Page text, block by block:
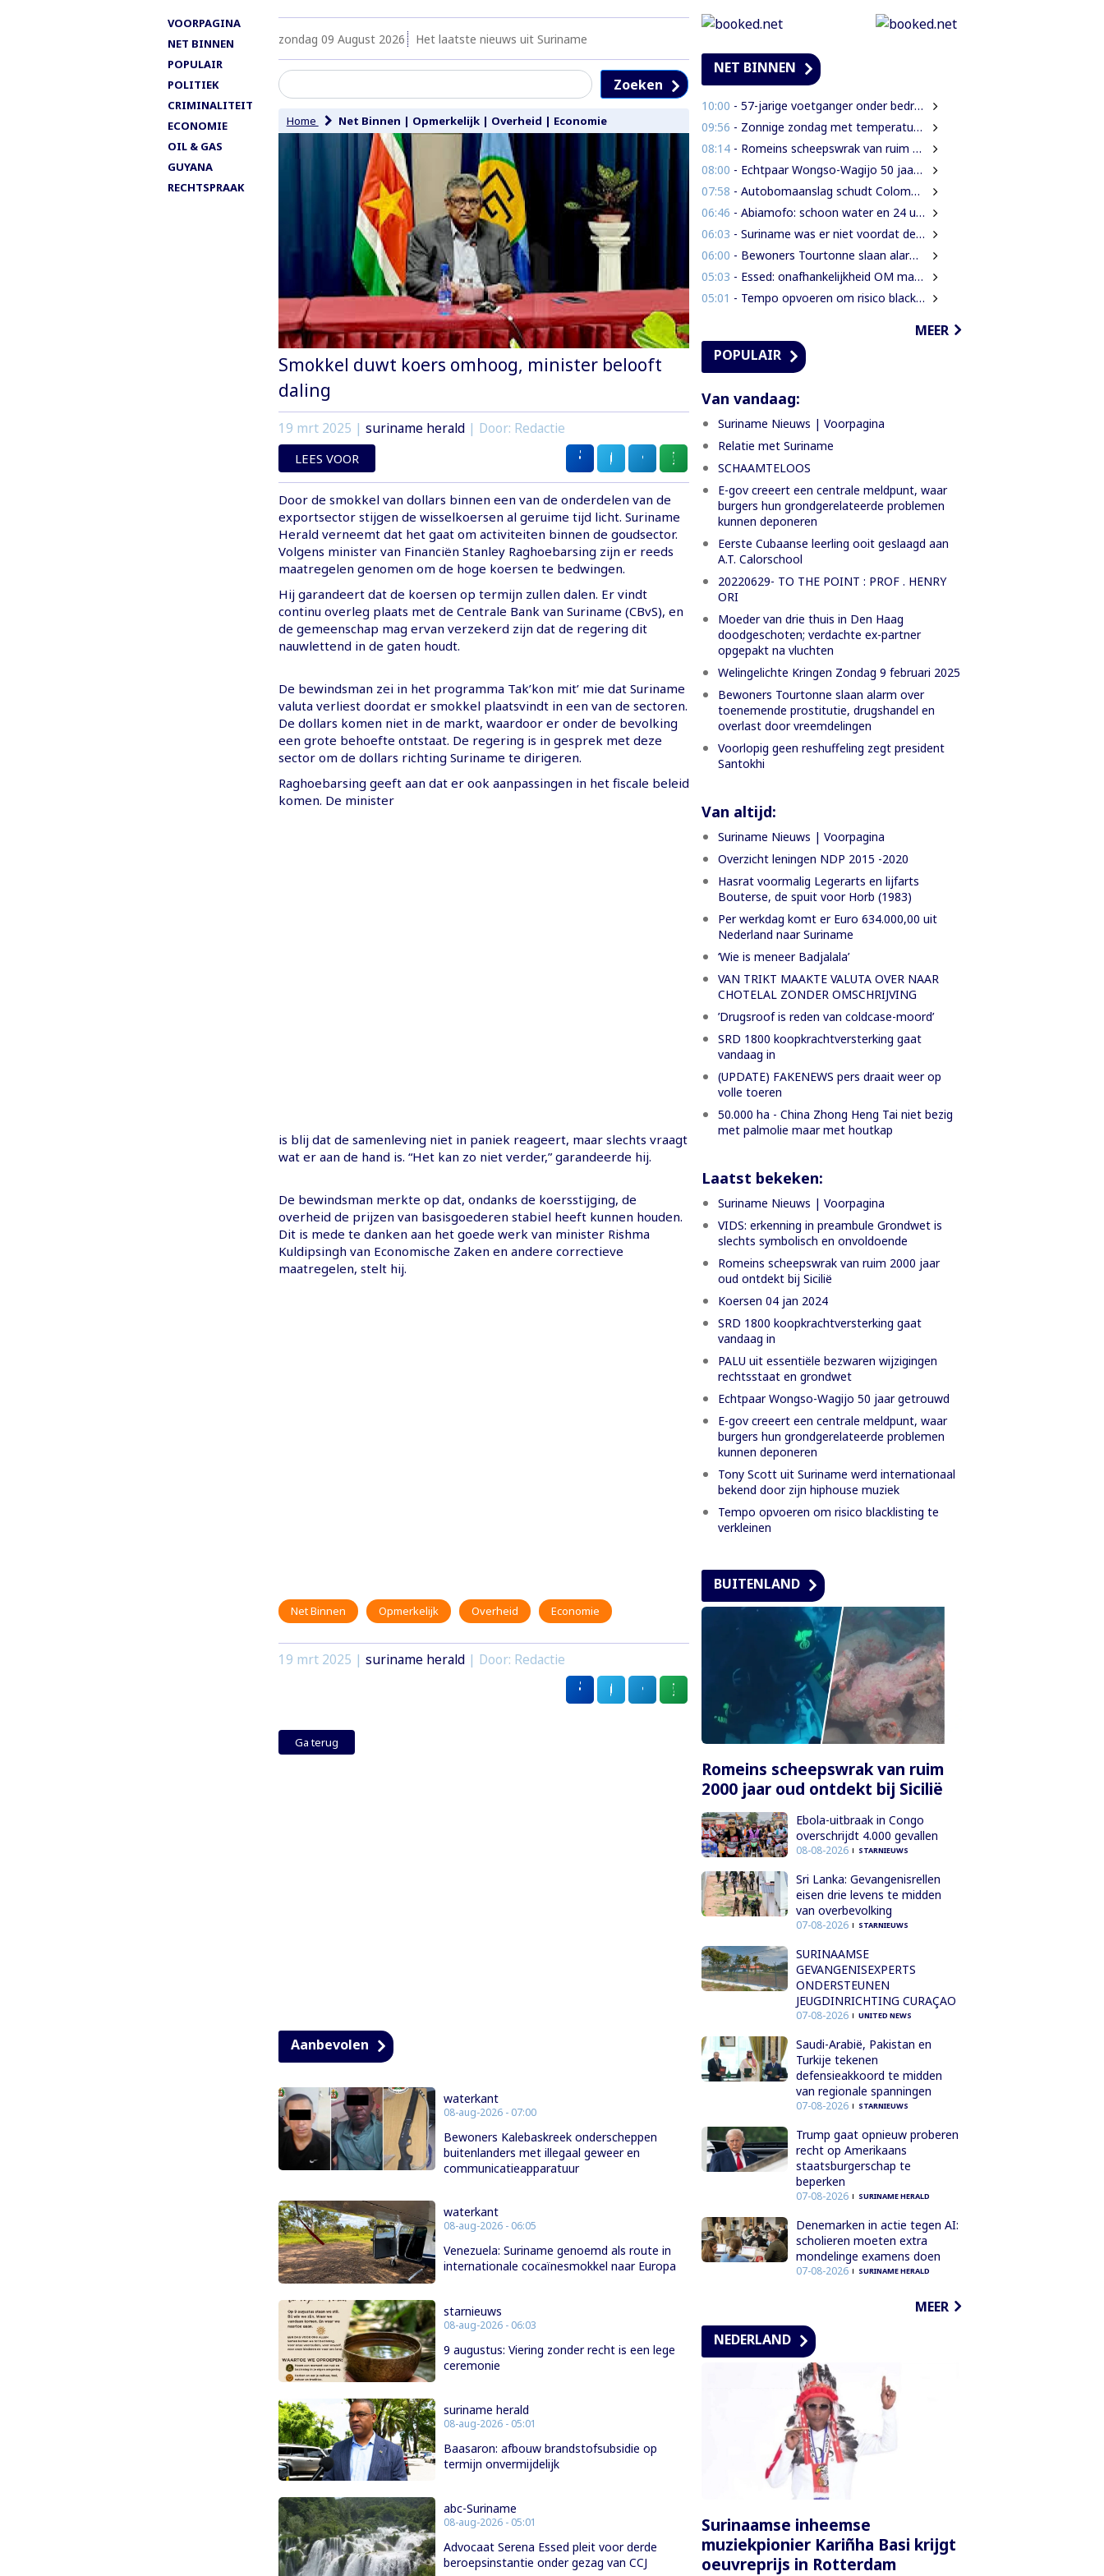
VOORPAGINA
NET BINNEN
POPULAIR
POLITIEK
CRIMINALITEIT
ECONOMIE
OIL & GAS
GUYANA
RECHTSPRAAK
zondag 09 August 2026 Het laatste nieuws uit Suriname
Zoeken
Home Net Binnen | Opmerkelijk| Overheid | Economie
Smokkel duwt koers omhoog, minister belooft
daling
19 mrt 2025 | suriname herald| Door: Redactie
LEES VOOR
Door de smokkel van dollars binnen een van de onderdelen van de
exportsector stijgen de wisselkoersen al geruime tijd licht. Suriname
Herald verneemt dat het gaat om activiteiten binnen de goudsector.
Volgens minister van Financiën Stanley Raghoebarsing zijn er reeds
maatregelen genomen om de hoge koersen te bedwingen.
Hij garandeert dat de koersen op termijn zullen dalen. Er vindt
continu overleg plaats met de Centrale Bank van Suriname (CBvS), en
de gemeenschap mag ervan verzekerd zijn dat de regering dit
nauwlettend in de gaten houdt.
De bewindsman zei in het programma Tak’kon mit’ mie dat Suriname
valuta verliest doordat er smokkel plaatsvindt in een van de sectoren.
De dollars komen niet in de markt, waardoor er onder de bevolking
een grote behoefte ontstaat. De regering is in gesprek met deze
sector om de dollars richting Suriname te dirigeren.
Raghoebarsing geeft aan dat er ook aanpassingen in het fiscale beleid
komen. De minister
is blij dat de samenleving niet in paniek reageert, maar slechts vraagt
wat er aan de hand is. “Het kan zo niet verder,” garandeerde hij.
De bewindsman merkte op dat, ondanks de koersstijging, de
overheid de prijzen van basisgoederen stabiel heeft kunnen houden.
Dit is mede te danken aan het goede werk van minister Rishma
Kuldipsingh van Economische Zaken en andere correctieve
maatregelen, stelt hij.
Net Binnen Opmerkelijk Overheid Economie
19 mrt 2025 | suriname herald| Door: Redactie
Ga terug
Aanbevolen
waterkant
08-aug-2026 - 07:00
Bewoners Kalebaskreek onderscheppen
buitenlanders met illegaal geweer en
communicatieapparatuur
waterkant
08-aug-2026 - 06:05
Venezuela: Suriname genoemd als route in
internationale cocaïnesmokkel naar Europa
starnieuws
08-aug-2026 - 06:03
9 augustus: Viering zonder recht is een lege
ceremonie
suriname herald
08-aug-2026 - 05:01
Baasaron: afbouw brandstofsubsidie op
termijn onvermijdelijk
abc-Suriname
08-aug-2026 - 05:01
Advocaat Serena Essed pleit voor derde
beroepsinstantie onder gezag van CCJ
NET BINNEN
10:00 - 57-jarige voetganger onder bedreiging van mes beroofd van mobiele telefoon
09:56 - Zonnige zondag met temperaturen tot 34 graden
08:14- Romeins scheepswrak van ruim 2000 jaar oud ontdekt bij Sicilië
08:00 - Echtpaar Wongso-Wagijo 50 jaar getrouwd
07:58 - Autobomaanslag schudt Colombia op na inauguratie van hardline president
06:46 - Abiamofo: schoon water en 24 uur stroom moeten ook afgelegen dorpen bereiken
06:03 - Suriname was er niet voordat de Inheemse volken er waren
06:00 - Bewoners Tourtonne slaan alarm over toenemende prostitutie, drugshandel en overlast door vreemdelingen
05:03 - Essed: onafhankelijkheid OM mag niet in het gedrang komen
05:01 - Tempo opvoeren om risico blacklisting te verkleinen
MEER
POPULAIR
Van vandaag:
Suriname Nieuws | Voorpagina
Relatie met Suriname
SCHAAMTELOOS
E-gov creeert een centrale meldpunt, waar
burgers hun grondgerelateerde problemen
kunnen deponeren
Eerste Cubaanse leerling ooit geslaagd aan
A.T. Calorschool
20220629- TO THE POINT : PROF . HENRY
ORI
Moeder van drie thuis in Den Haag
doodgeschoten; verdachte ex-partner
opgepakt na vluchten
Welingelichte Kringen Zondag 9 februari 2025
Bewoners Tourtonne slaan alarm over
toenemende prostitutie, drugshandel en
overlast door vreemdelingen
Voorlopig geen reshuffeling zegt president
Santokhi
Van altijd:
Suriname Nieuws | Voorpagina
Overzicht leningen NDP 2015 -2020
Hasrat voormalig Legerarts en lijfarts
Bouterse, de spuit voor Horb (1983)
Per werkdag komt er Euro 634.000,00 uit
Nederland naar Suriname
‘Wie is meneer Badjalala’
VAN TRIKT MAAKTE VALUTA OVER NAAR
CHOTELAL ZONDER OMSCHRIJVING
’Drugsroof is reden van coldcase-moord’
SRD 1800 koopkrachtversterking gaat
vandaag in
(UPDATE) FAKENEWS pers draait weer op
volle toeren
50.000 ha - China Zhong Heng Tai niet bezig
met palmolie maar met houtkap
Laatst bekeken:
Suriname Nieuws | Voorpagina
VIDS: erkenning in preambule Grondwet is
slechts symbolisch en onvoldoende
Romeins scheepswrak van ruim 2000 jaar
oud ontdekt bij Sicilië
Koersen 04 jan 2024
SRD 1800 koopkrachtversterking gaat
vandaag in
PALU uit essentiële bezwaren wijzigingen
rechtsstaat en grondwet
Echtpaar Wongso-Wagijo 50 jaar getrouwd
E-gov creeert een centrale meldpunt, waar
burgers hun grondgerelateerde problemen
kunnen deponeren
Tony Scott uit Suriname werd internationaal
bekend door zijn hiphouse muziek
Tempo opvoeren om risico blacklisting te
verkleinen
BUITENLAND
Romeins scheepswrak van ruim
2000 jaar oud ontdekt bij Sicilië
Ebola-uitbraak in Congo
overschrijdt 4.000 gevallen
08-08-2026 STARNIEUWS
Sri Lanka: Gevangenisrellen
eisen drie levens te midden
van overbevolking
07-08-2026 STARNIEUWS
SURINAAMSE
GEVANGENISEXPERTS
ONDERSTEUNEN
JEUGDINRICHTING CURAÇAO
07-08-2026 UNITED NEWS
Saudi-Arabië, Pakistan en
Turkije tekenen
defensieakkoord te midden
van regionale spanningen
07-08-2026 STARNIEUWS
Trump gaat opnieuw proberen
recht op Amerikaans
staatsburgerschap te
beperken
07-08-2026 SURINAME HERALD
Denemarken in actie tegen AI:
scholieren moeten extra
mondelinge examens doen
07-08-2026 SURINAME HERALD
MEER
NEDERLAND
Surinaamse inheemse
muziekpionier Kariñha Basi krijgt
oeuvreprijs in Rotterdam